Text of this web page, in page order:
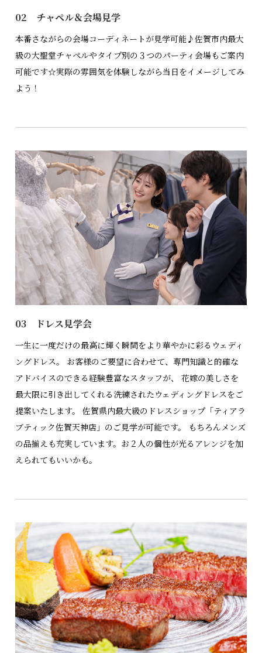
02 チャペル＆会場見学
本番さながらの会場コーディネートが見学可能♪佐賀市内最大
級の大聖堂チャペルやタイプ別の３つのパーティ会場もご案内
可能です☆実際の雰囲気を体験しながら当日をイメージしてみ
よう！
03 ドレス見学会
一生に一度だけの最高に輝く瞬間をより華やかに彩るウェディ
ングドレス。 お客様のご要望に合わせて、専門知識と的確な
アドバイスのできる経験豊富なスタッフが、 花嫁の美しさを
最大限に引き出してくれる洗練されたウェディングドレスをご
提案いたします。 佐賀県内最大級のドレスショップ「ティアラ
ブティック佐賀天神店」のご見学が可能です。 もちろんメンズ
の品揃えも充実しています。お２人の個性が光るアレンジを加
えられてもいいかも。